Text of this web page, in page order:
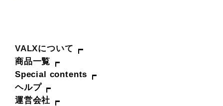
VALXについて
商品一覧
Special contents
ヘルプ
運営会社